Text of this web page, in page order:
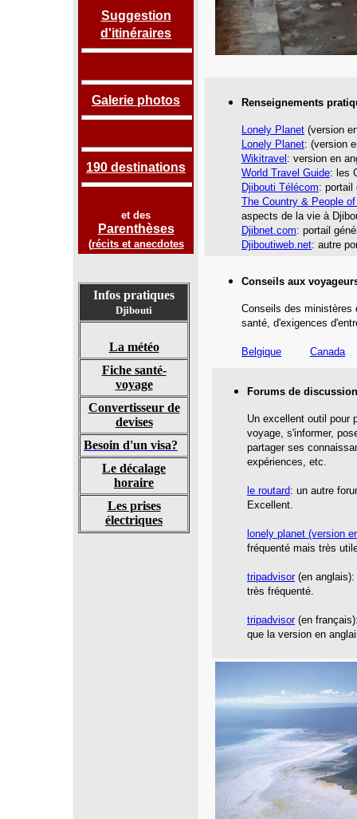
Suggestion
d'itinéraires
Galerie photos
190 destinations
et des
Parenthèses
(récits et anecdotes
Infos pratiques
Djibouti
La météo
Fiche santé-
voyage
Convertisseur de
devises
Besoin d'un visa?
Le décalage
horaire
Les prises
électriques
Renseignements
Lonely Planet (version
Lonely Planet: (version
Wikitravel : version en
World Travel Guide: les
Djibouti Télécom: portail
The Country & People
aspects de la vie à
Djibnet.com: portail
Djiboutiweb.net: autre
Conseils aux
Conseils des ministères
santé, d'exigences
Belgique Canada
Forums de
Un excellent outil pour
voyage, s'informer,
partager ses
expériences, etc.
le routard: un autre
Excellent.
lonely planet (version
fréquenté mais très
tripadvisor(en anglais):
très fréquenté.
tripadvisor(en
que la version en